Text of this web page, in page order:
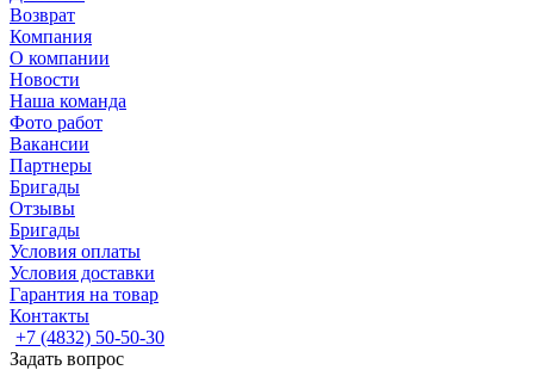
Возврат
Компания
О компании
Новости
Наша команда
Фото работ
Вакансии
Партнеры
Бригады
Отзывы
Бригады
Условия оплаты
Условия доставки
Гарантия на товар
Контакты
+7 (4832) 50-50-30
Задать вопрос